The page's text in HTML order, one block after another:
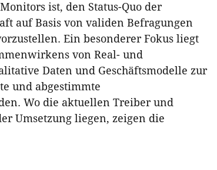
ist, den Status-Quo der
auf Basis von validen Befragungen
Ein besonderer Fokus liegt
von Real- und
Daten und Geschäftsmodelle zur
und abgestimmte
Wo die aktuellen Treiber und
Umsetzung liegen, zeigen die